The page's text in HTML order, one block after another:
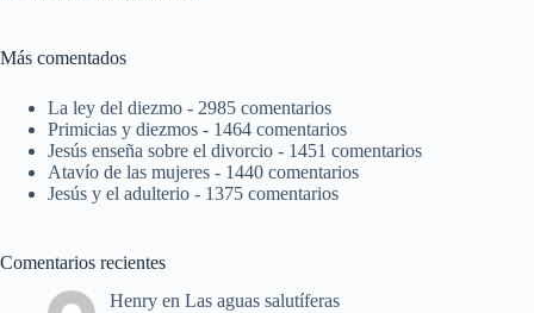
Más comentados
La ley del diezmo - 2985 comentarios
Primicias y diezmos - 1464 comentarios
Jesús enseña sobre el divorcio - 1451 comentarios
Atavío de las mujeres - 1440 comentarios
Jesús y el adulterio - 1375 comentarios
Comentarios recientes
Henry en Las aguas salutíferas